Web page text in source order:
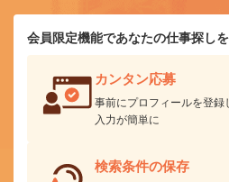
会員限定機能であなたの仕事探し
カンタン応募
事前にプロフィールを登
入力が簡単に
検索条件の保存